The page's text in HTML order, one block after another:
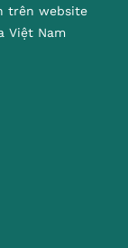
trên website
Việt Nam